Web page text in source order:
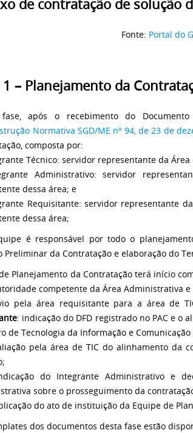
Fonte: Portal do
1 – Planejamento da
após o recebimento do Documento
Normativa SGD/ME nº 94, de 23 de
composta por:
Técnico: servidor representante da
Administrativo: servidor
dessa área; e
Requisitante: servidor representante
dessa área;
é responsável por todo o
Preliminar da Contratação e elaboração do
Planejamento da Contratação terá início
competente da Área Administrativa e
pela área requisitante para a área de
: indicação do DFD registrado no PAC e o
de Tecnologia da Informação e Comunicação
pela área de TIC do alinhamento da
do Integrante Administrativo e
sobre o prosseguimento da
do ato de instituição da Equipe de
dos documentos desta fase estão